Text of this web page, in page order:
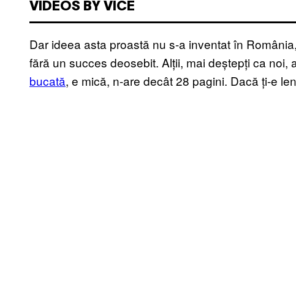
VIDEOS BY VICE
Dar ideea asta proastă nu s-a inventat în
fără un succes deosebit. Alții, mai deștepți ca noi,
bucată, e mică, n-are decât 28 pagini. Dacă ți-e